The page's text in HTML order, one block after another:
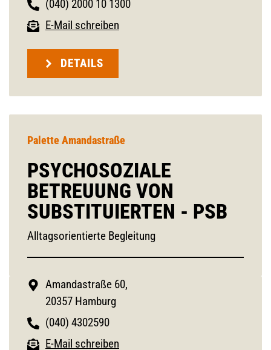
(040) 2000 10 1300
E-Mail schreiben
DETAILS
Palette Amandastraße
PSYCHOSOZIALE
BETREUUNG VON
SUBSTITUIERTEN - PSB
Alltagsorientierte Begleitung
Amandastraße 60,
20357 Hamburg
(040) 4302590
E-Mail schreiben